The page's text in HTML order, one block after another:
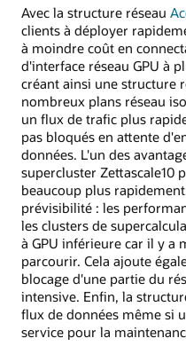
Avec la structure réseau
clients à déployer
à moindre coût en
d'interface réseau GPU à
créant ainsi une structure
nombreux plans réseau
un flux de trafic plus
pas bloqués en attente
données. L'un des
supercluster Zettascale10
beaucoup plus
prévisibilité : les
les clusters de
à GPU inférieure car il y a
parcourir. Cela ajoute
blocage d'une partie du
intensive. Enfin, la
flux de données même si
service pour la